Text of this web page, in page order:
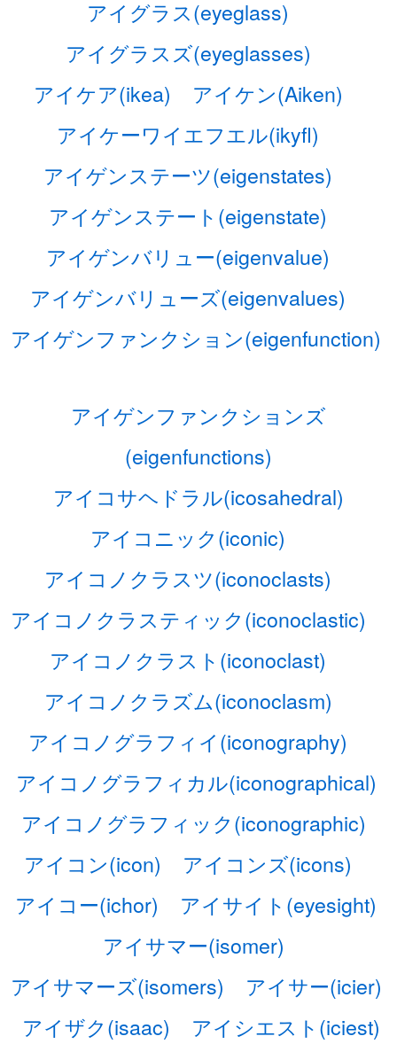
アイグラス(eyeglass)
アイグラスズ(eyeglasses)
アイケア(ikea)
アイケン(Aiken)
アイケーワイエフエル(ikyfl)
アイゲンステーツ(eigenstates)
アイゲンステート(eigenstate)
アイゲンバリュー(eigenvalue)
アイゲンバリューズ(eigenvalues)
アイゲンファンクション(eigenfunction)
アイゲンファンクションズ
(eigenfunctions)
アイコサヘドラル(icosahedral)
アイコニック(iconic)
アイコノクラスツ(iconoclasts)
アイコノクラスティック(iconoclastic)
アイコノクラスト(iconoclast)
アイコノクラズム(iconoclasm)
アイコノグラフィイ(iconography)
アイコノグラフィカル(iconographical)
アイコノグラフィック(iconographic)
アイコン(icon)
アイコンズ(icons)
アイコー(ichor)
アイサイト(eyesight)
アイサマー(isomer)
アイサマーズ(isomers)
アイサー(icier)
アイザク(isaac)
アイシエスト(iciest)